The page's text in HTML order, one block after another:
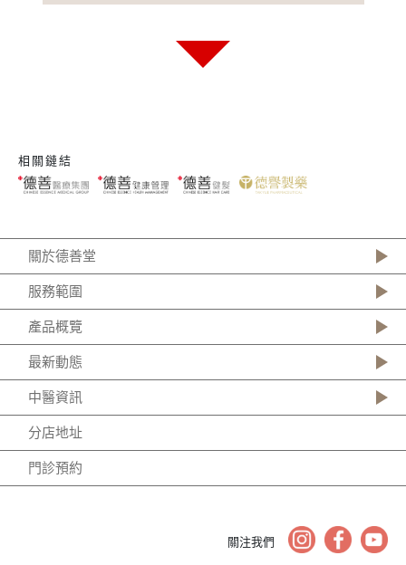
相關鏈結
關於德善堂
服務範圍
產品概覽
最新動態
中醫資訊
分店地址
門診預約
關注我們